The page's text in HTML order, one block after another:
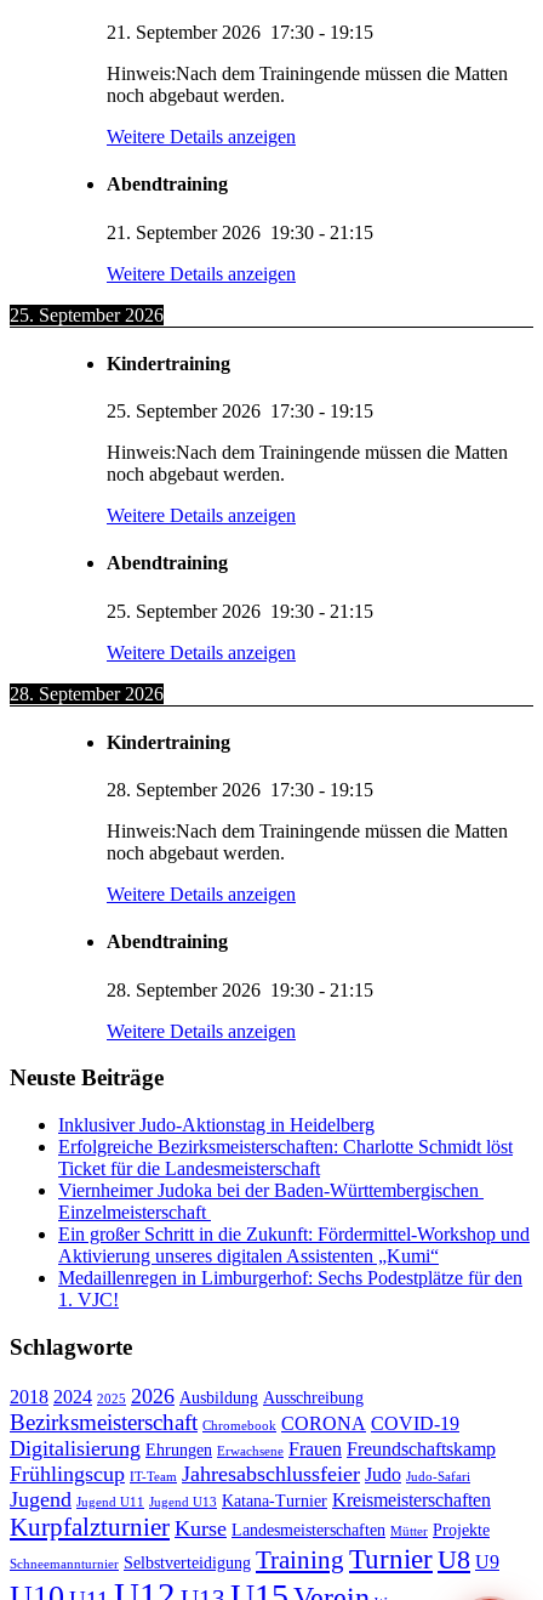
21. September 2026 17:30 - 19:15
Hinweis:Nach dem Trainingende müssen die Matten
noch abgebaut werden.
Weitere Details anzeigen
Abendtraining
21. September 2026 19:30 - 21:15
Weitere Details anzeigen
25. September 2026
Kindertraining
25. September 2026 17:30 - 19:15
Hinweis:Nach dem Trainingende müssen die Matten
noch abgebaut werden.
Weitere Details anzeigen
Abendtraining
25. September 2026 19:30 - 21:15
Weitere Details anzeigen
28. September 2026
Kindertraining
28. September 2026 17:30 - 19:15
Hinweis:Nach dem Trainingende müssen die Matten
noch abgebaut werden.
Weitere Details anzeigen
Abendtraining
28. September 2026 19:30 - 21:15
Weitere Details anzeigen
Neuste Beiträge
Inklusiver Judo-Aktionstag in Heidelberg
Erfolgreiche Bezirksmeisterschaften: Charlotte Schmidt löst
Ticket für die Landesmeisterschaft
Viernheimer Judoka bei der Baden-Württembergischen
Einzelmeisterschaft
Ein großer Schritt in die Zukunft: Fördermittel-Workshop und
Aktivierung unseres digitalen Assistenten „Kumi“
Medaillenregen in Limburgerhof: Sechs Podestplätze für den
1. VJC!
Schlagworte
2018 2024 2025 2026 Ausbildung Ausschreibung
Bezirksmeisterschaft Chromebook CORONA COVID-19
Digitalisierung Ehrungen Erwachsene Frauen Freundschaftskamp
Frühlingscup IT-Team Jahresabschlussfeier Judo Judo-Safari
Jugend Jugend U11 Jugend U13 Katana-Turnier Kreismeisterschaften
Kurpfalzturnier Kurse Landesmeisterschaften Mütter Projekte
Schneemannturnier Selbstverteidigung Training TurnierU8 U9
KUMI – Dein KI-Assistent